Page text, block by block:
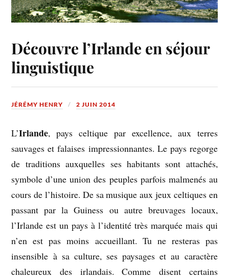
Découvre l’Irlande en séjour
linguistique
JÉRÉMY HENRY 2 JUIN 2014
L’Irlande, pays celtique par excellence, aux terres
sauvages et falaises impressionnantes. Le pays regorge
de traditions auxquelles ses habitants sont attachés,
symbole d’une union des peuples parfois malmenés au
cours de l’histoire. De sa musique aux jeux celtiques en
passant par la Guiness ou autre breuvages locaux,
l’Irlande est un pays à l’identité très marquée mais qui
n’en est pas moins accueillant. Tu ne resteras pas
insensible à sa culture, ses paysages et au caractère
chaleureux des irlandais. Comme disent certains